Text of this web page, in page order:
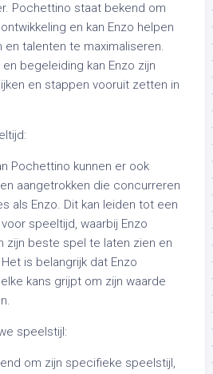
Pochettino staat bekend om
en kan Enzo helpen
en talenten te maximaliseren.
begeleiding kan Enzo zijn
en stappen vooruit zetten in
Pochettino kunnen er ook
aangetrokken die concurreren
als Enzo. Dit kan leiden tot een
speeltijd, waarbij Enzo
zijn beste spel te laten zien en
is belangrijk dat Enzo
kans grijpt om zijn waarde
speelstijl:
om zijn specifieke speelstijl,